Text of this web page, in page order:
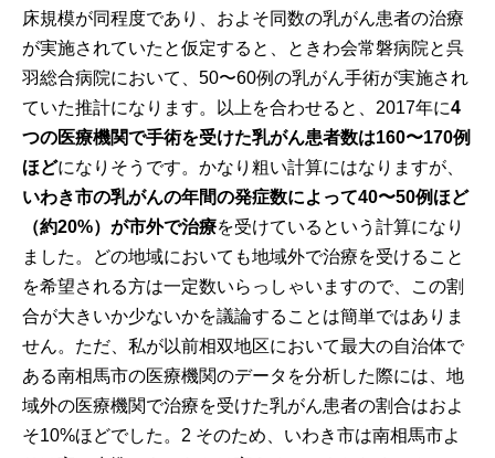
床規模が同程度であり、およそ同数の乳がん患者の治療
が実施されていたと仮定すると、ときわ会常磐病院と呉
羽総合病院において、50〜60例の乳がん手術が実施され
ていた推計になります。以上を合わせると、2017年に4
つの医療機関で手術を受けた乳がん患者数は160〜170例
ほどになりそうです。かなり粗い計算にはなりますが、
いわき市の乳がんの年間の発症数によって40〜50例ほど
（約20%）が市外で治療を受けているという計算になり
ました。どの地域においても地域外で治療を受けること
を希望される方は一定数いらっしゃいますので、この割
合が大きいか少ないかを議論することは簡単ではありま
せん。ただ、私が以前相双地区において最大の自治体で
ある南相馬市の医療機関のデータを分析した際には、地
域外の医療機関で治療を受けた乳がん患者の割合はおよ
そ10%ほどでした。 2 そのため、いわき市は南相馬市よ